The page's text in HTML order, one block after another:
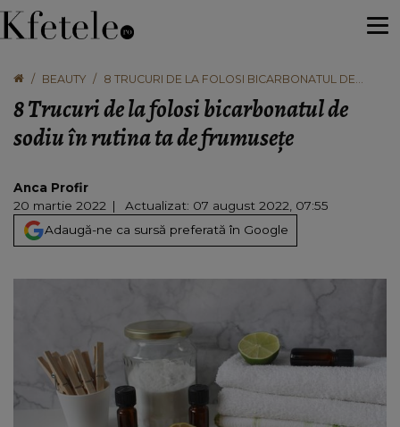
BEAUTY
8 TRUCURI DE LA FOLOSI BICARBONATUL DE
8 Trucuri de la folosi bicarbonatul de
sodiu în rutina ta de frumusețe
Anca Profir
20 martie 2022
Actualizat: 07 august 2022, 07:55
Adaugă-ne ca sursă preferată în Google